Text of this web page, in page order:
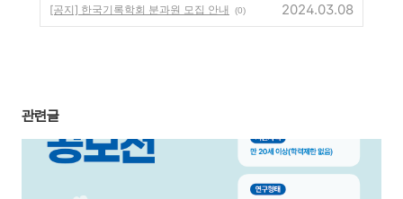
[공지] 한국기록학회 분과원 모집 안내 (0) 2024.03.08
관련글